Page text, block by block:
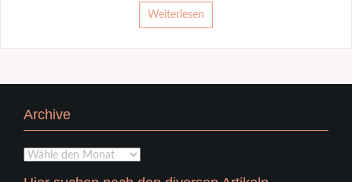
Weiterlesen
Archive
Archive